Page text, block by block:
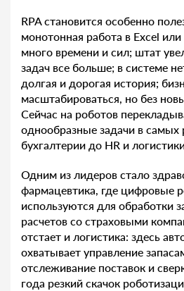
RPA становится особенно
монотонная работа в Excel
много времени и сил; штат
задач все больше; в системе
долгая и дорогая история;
масштабироваться, но без
Сейчас на роботов
однообразные задачи в самых
бухгалтерии до HR и
Одним из лидеров стало
фармацевтика, где цифровые
используются для обработки
расчетов со страховыми
отстает и логистика: здесь
охватывает управление
отслеживание поставок и
года резкий скачок